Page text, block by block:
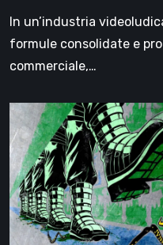
ecco
Project
Shadowglass
In un’industria
formule consolidate e
commerciale,…
Starship
Troopers:
Ultimate
Bug
War!